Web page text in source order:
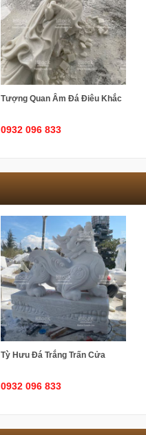
Tượng Quan Âm Đá Điêu Khắc
0932 096 833
Tỳ Hưu Đá Trắng Trấn Cửa
0932 096 833